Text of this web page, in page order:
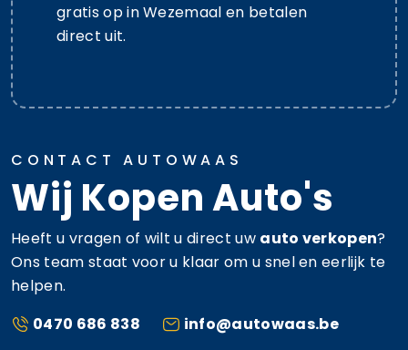
gratis op in Wezemaal en betalen
direct uit.
CONTACT AUTOWAAS
Wij Kopen Auto's
Heeft u vragen of wilt u direct uw auto verkopen?
Ons team staat voor u klaar om u snel en eerlijk te
helpen.
0470 686 838
info@autowaas.be